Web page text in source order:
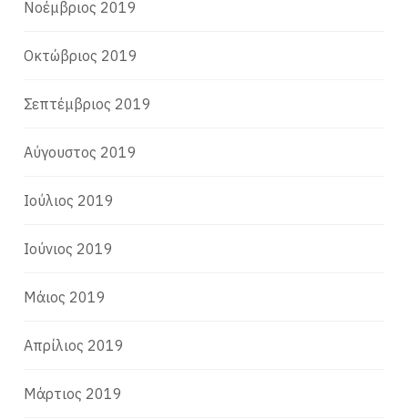
Νοέμβριος 2019
Οκτώβριος 2019
Σεπτέμβριος 2019
Αύγουστος 2019
Ιούλιος 2019
Ιούνιος 2019
Μάιος 2019
Απρίλιος 2019
Μάρτιος 2019